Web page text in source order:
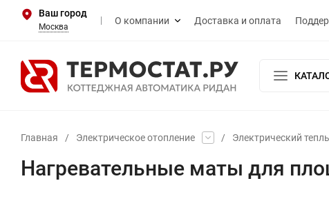
Ваш город
Москва
О компании Доставка и оплата
Главная / Электрическое отопление / Электрический
Нагревательные маты для